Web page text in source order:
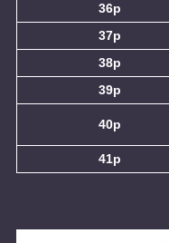
36р
37р
38р
39р
40р
41р